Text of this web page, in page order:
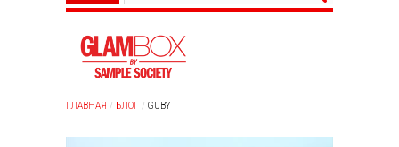
ГЛАВНАЯ БЛОГ GUBY